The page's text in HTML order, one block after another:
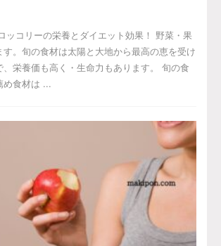
ッコリーの栄養とダイエット効果！ 野菜・果
。旬の食材は太陽と大地から最高の恵を受け
、栄養価も高く・生命力もあります。 旬の食
め食材は ...